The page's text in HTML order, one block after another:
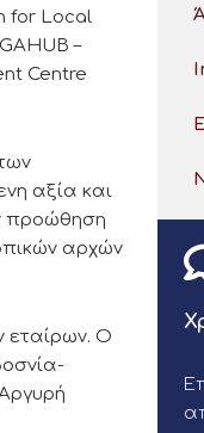
for Local
–
Centre
αξία και
προώθηση
αρχών
εταίρων. Ο